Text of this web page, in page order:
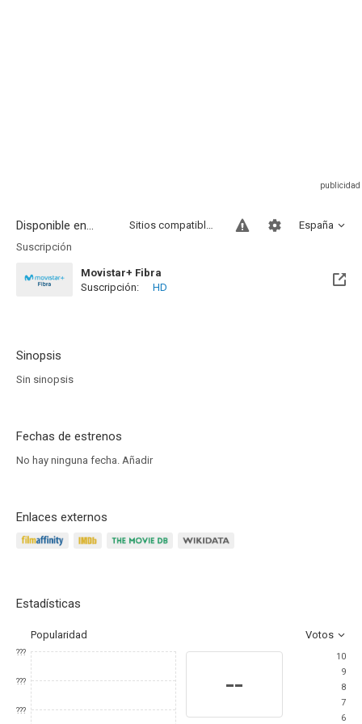
Disponible en... España
Sitios compatibles
Suscripción
Movistar+ Fibra
Disponible hasta el Vie, 01 Ene 2027 (Quedan 4 meses)
Suscripción: HD
Sinopsis
Sin sinopsis
Fechas de estrenos
No hay ninguna fecha. Añadir
Enlaces externos
Estadísticas
Popularidad Votos
???
???
???
--
10
9
8
7
6